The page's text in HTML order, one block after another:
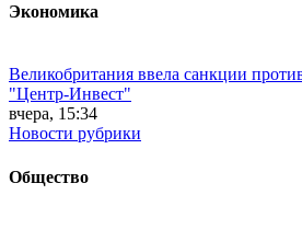
Экономика
Великобритания ввела санкции
"Центр-Инвест"
вчера, 15:34
Новости рубрики
Общество